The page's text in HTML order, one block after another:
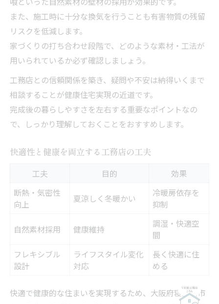
また、施工時に十分な換気を行うことも有害物質の残留
リスクを低減します。
家づくりの打ち合わせ段階で、どのような素材・工法が
用いられているか必ず確認しましょう。
工務店との信頼関係を築き、疑問や不安は納得いくまで
相談することが健康住宅実現の近道です。
完成後の暮らしやすさを左右する重要なポイントなの
で、しっかり理解しておくことをおすすめします。
快適性と健康を両立する工務店の工夫
工夫 目的
効果
断熱・気密性
向上
夏涼しく冬暖かい
冷暖房依存を
抑制
自然素材採用 健康維持
調湿・快適空
間
フレキシブル
設計
ライフスタイル変化
対応
長く快適に住
める
快適で健康的な住まいを実現するため、大阪府寝屋川市